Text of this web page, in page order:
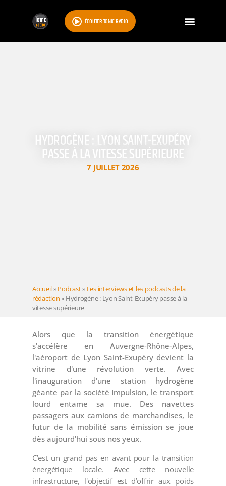
ÉCOUTER TONIC RADIO
HYDROGÈNE : LYON SAINT-EXUPÉRY
PASSE À LA VITESSE SUPÉRIEURE
7 JUILLET 2026
Accueil»Podcast» Les interviews et les podcasts de la
rédaction» Hydrogène : Lyon Saint-Exupéry passe à la
vitesse supérieure
Alors que la transition énergétique
s'accélère en Auvergne-Rhône-Alpes,
l'aéroport de Lyon Saint-Exupéry devient la
vitrine d'une révolution verte. Avec
l'inauguration d'une station hydrogène
géante par la société Impulsion, le transport
lourd entame sa mue. Des navettes
passagers aux camions de marchandises, le
futur de la mobilité sans émission se joue
dès aujourd'hui sous nos yeux.
C’est un grand pas en avant pour la transition
énergétique locale. Avec cette nouvelle
infrastructure, l'objectif est d’offrir aux poids